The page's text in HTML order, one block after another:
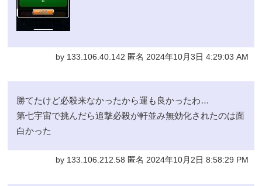
by 133.106.40.142 匿名 2024年10月3日 4:29:03 AM
勝てたけど必殺来なかったから運も良かったわ…
第七宇宙で挑んだら追撃必殺が軒並み無効化されたのは面
白かった
by 133.106.212.58 匿名 2024年10月2日 8:58:29 PM